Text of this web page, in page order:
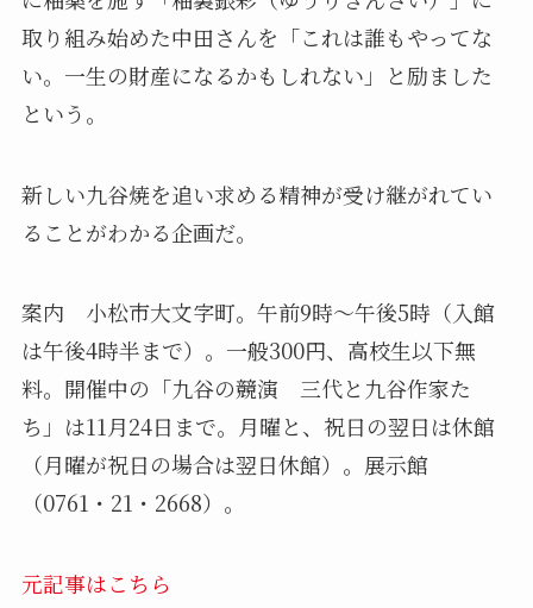
取り組み始めた中田さんを「これは誰もやってな
い。一生の財産になるかもしれない」と励ました
という。
新しい九谷焼を追い求める精神が受け継がれてい
ることがわかる企画だ。
案内 小松市大文字町。午前9時～午後5時（入館
は午後4時半まで）。一般300円、高校生以下無
料。開催中の「九谷の競演 三代と九谷作家た
ち」は11月24日まで。月曜と、祝日の翌日は休館
（月曜が祝日の場合は翌日休館）。展示館
（0761・21・2668）。
元記事はこちら